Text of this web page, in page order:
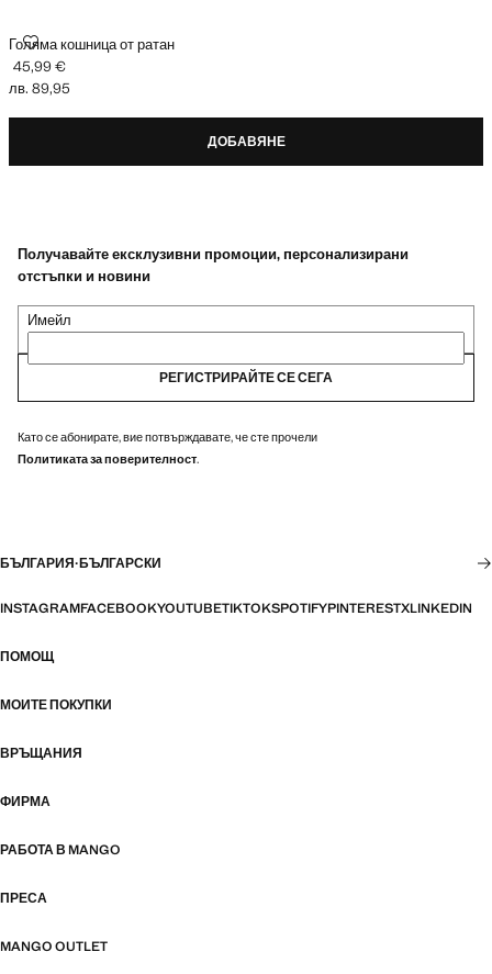
Голяма кошница от ратан
ГОЛЯМА КОШНИЦА ОТ РАТАН
Текуща цена [45,99 € лв. 89,95]
45,99 €
лв. 89,95
ДОБАВЯНЕ
Получавайте ексклузивни промоции, персонализирани
отстъпки и новини
Имейл
РЕГИСТРИРАЙТЕ СЕ СЕГА
Като се абонирате, вие потвърждавате, че сте прочели
Политиката за поверителност.
БЪЛГАРИЯ·БЪЛГАРСКИ
INSTAGRAMFACEBOOKYOUTUBETIKTOKSPOTIFYPINTERESTXLINKEDIN
ПОМОЩ
МОИТЕ ПОКУПКИ
ВРЪЩАНИЯ
ФИРМА
РАБОТА В MANGO
ПРЕСА
MANGO OUTLET